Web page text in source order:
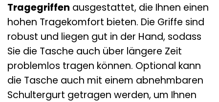
Tragegriffen ausgestattet, die Ihnen einen
hohen Tragekomfort bieten. Die Griffe sind
robust und liegen gut in der Hand, sodass
Sie die Tasche auch über längere Zeit
problemlos tragen können. Optional kann
die Tasche auch mit einem abnehmbaren
Schultergurt getragen werden, um Ihnen